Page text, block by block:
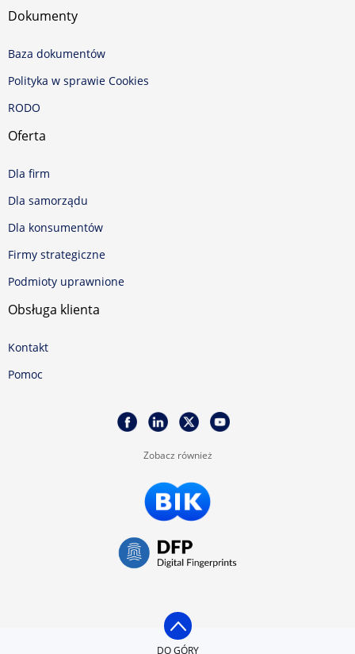
Dokumenty
Baza dokumentów
Polityka w sprawie Cookies
RODO
Oferta
Dla firm
Dla samorządu
Dla konsumentów
Firmy strategiczne
Podmioty uprawnione
Obsługa klienta
Kontakt
Pomoc
Zobacz również
DO GÓRY